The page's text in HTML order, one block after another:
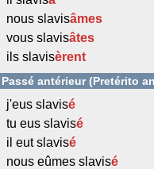
nous slavisâmes
vous slavisâtes
ils slavisèrent
Passé antérieur (Pretérito
j'eus slavisé
tu eus slavisé
il eut slavisé
nous eûmes slavisé